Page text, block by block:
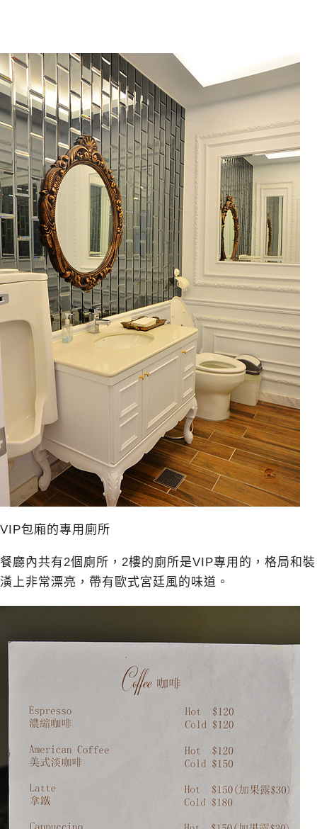
VIP包廂的專用廁所
餐廳內共有2個廁所，2樓的廁所是VIP專用的，格局和裝
潢上非常漂亮，帶有歐式宮廷風的味道。